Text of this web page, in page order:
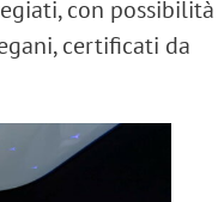
con possibilità
, certificati da